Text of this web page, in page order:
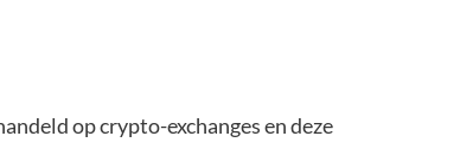
op crypto-exchanges en deze